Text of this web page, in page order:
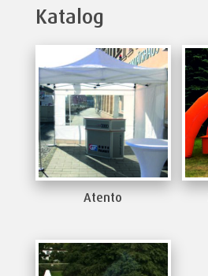
Katalog
Atento